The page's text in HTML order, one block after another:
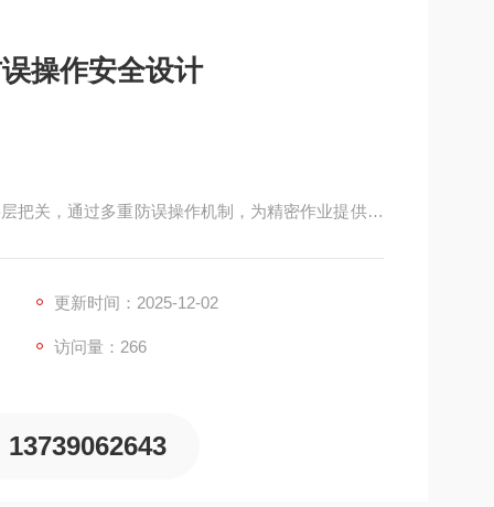
操作安全设计
把关，通过多重防误操作机制，为精密作业提供可
偏移。调节时需同时按下解锁按钮并转动旋钮，双
更新时间：2025-12-02
访问量：266
13739062643